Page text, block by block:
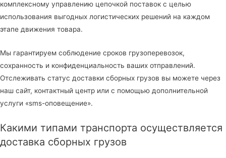
комплексному управлению цепочкой поставок с целью
использования выгодных логистических решений на каждом
этапе движения товара.
Мы гарантируем соблюдение сроков грузоперевозок,
сохранность и конфиденциальность ваших отправлений.
Отслеживать статус доставки сборных грузов вы можете через
наш сайт, контактный центр или c помощью дополнительной
услуги «sms-оповещение».
Какими типами транспорта осуществляется
доставка сборных грузов